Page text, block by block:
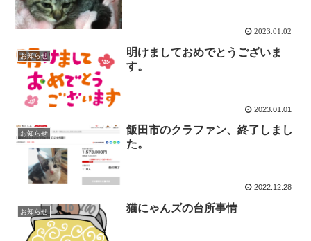
2023.01.02
お知らせ
明けましておめでとうございま
す。
2023.01.01
お知らせ
飯田市のクラファン、終了しまし
た。
2022.12.28
お知らせ 猫にゃんズの台所事情